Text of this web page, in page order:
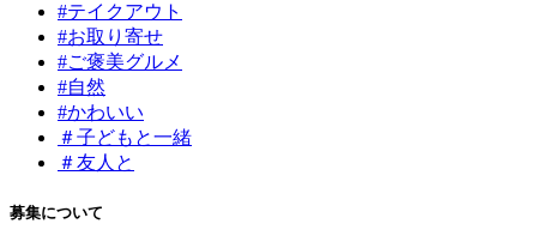
#テイクアウト
#お取り寄せ
#ご褒美グルメ
#自然
#かわいい
＃子どもと一緒
＃友人と
募集について